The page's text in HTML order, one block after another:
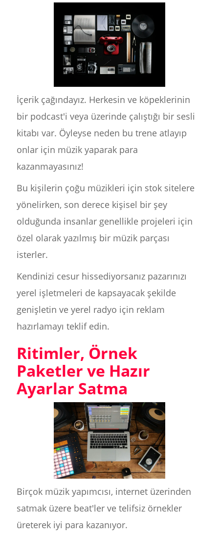
İçerik çağındayız. Herkesin ve köpeklerinin
bir podcast'i veya üzerinde çalıştığı bir sesli
kitabı var. Öyleyse neden bu trene atlayıp
onlar için müzik yaparak para
kazanmayasınız!
Bu kişilerin çoğu müzikleri için stok sitelere
yönelirken, son derece kişisel bir şey
olduğunda insanlar genellikle projeleri için
özel olarak yazılmış bir müzik parçası
isterler.
Kendinizi cesur hissediyorsanız pazarınızı
yerel işletmeleri de kapsayacak şekilde
genişletin ve yerel radyo için reklam
hazırlamayı teklif edin.
Ritimler, Örnek
Paketler ve Hazır
Ayarlar Satma
Birçok müzik yapımcısı, internet üzerinden
satmak üzere beat'ler ve telifsiz örnekler
üreterek iyi para kazanıyor.